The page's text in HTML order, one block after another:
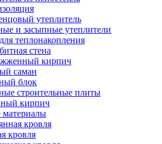
утеплитель
и засыпные утеплители
теплонакопления
стена
кирпич
саман
блок
строительные плиты
кирпич
кровля
кровля